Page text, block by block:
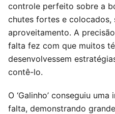
controle perfeito sobre a
chutes fortes e colocados,
aproveitamento. A
falta fez com que muitos
desenvolvessem
contê-lo.
O ‘Galinho’ conseguiu
falta, demonstrando